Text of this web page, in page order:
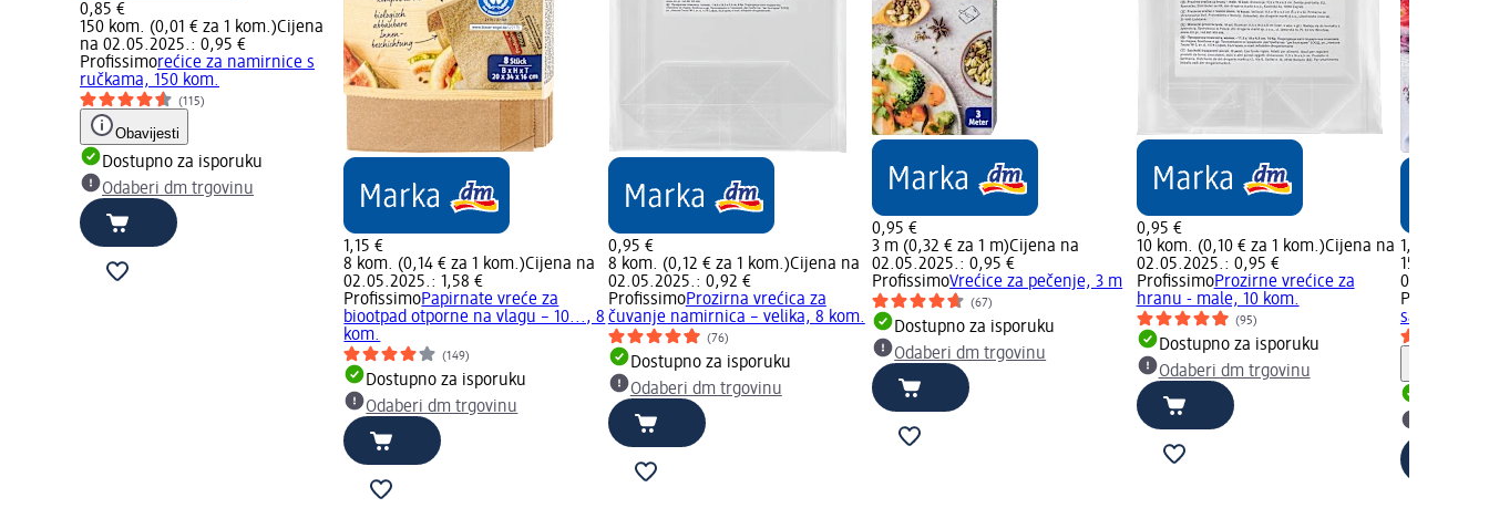
0,85 €
150 kom. (0,01 € za 1 kom.)Cijena
na 02.05.2025.: 0,95 €
Profissimorećice za namirnice s
ručkama, 150 kom.
(115)
Obavijesti
Dostupno za isporuku
Odaberi dm trgovinu
1,15 €
8 kom. (0,14 € za 1 kom.)Cijena na
02.05.2025.: 1,58 €
ProfissimoPapirnate vreće za
biootpad otporne na vlagu – 10..., 8
kom.
(149)
Dostupno za isporuku
Odaberi dm trgovinu
0,95 €
8 kom. (0,12 € za 1 kom.)Cijena na
02.05.2025.: 0,92 €
ProfissimoProzirna vrećica za
čuvanje namirnica – velika, 8 kom.
(76)
Dostupno za isporuku
Odaberi dm trgovinu
0,95 €
3 m (0,32 € za 1 m)Cijena na
02.05.2025.: 0,95 €
ProfissimoVrećice za pečenje, 3 m
(67)
Dostupno za isporuku
Odaberi dm trgovinu
0,95 €
10 kom. (0,10 € za 1 kom.)Cijena na
02.05.2025.: 0,95 €
ProfissimoProzirne vrećice za
hranu - male, 10 kom.
(95)
Dostupno za isporuku
Odaberi dm trgovinu
1,35 €
15 kom.
Profissimo
sa